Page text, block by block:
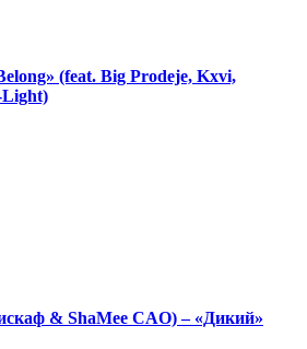
(feat. Big Prodeje, Kxvi,
Light)
& ShaMee CAO) – «Дикий»